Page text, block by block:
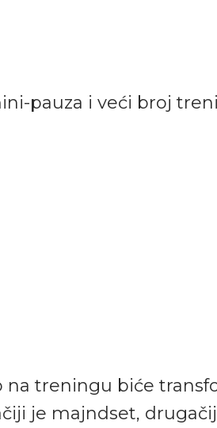
pauza i veći broj
na treningu biće
je majndset,